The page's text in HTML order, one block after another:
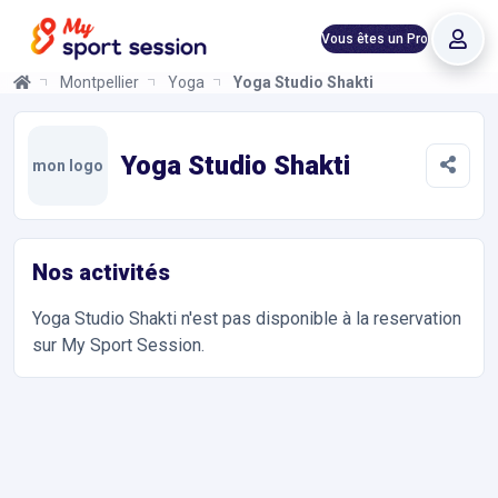
Vous êtes un Pro
Montpellier Yoga Yoga Studio Shakti
mon logo Yoga Studio Shakti
Nos activités
Yoga Studio Shakti n'est pas disponible à la reservation
sur My Sport Session.